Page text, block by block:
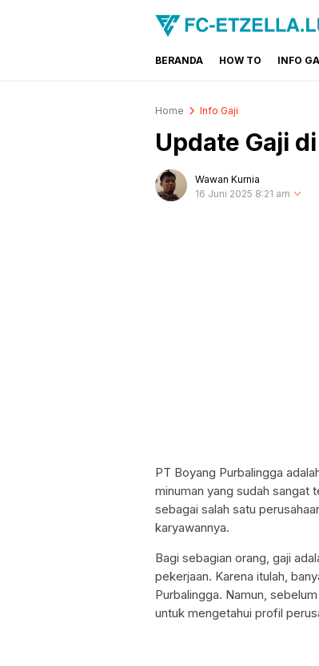
FC-ETZELLA.LU
Share & Learn The World
BERANDA HOW TO INFO
Home Info Gaji
Update Gaji
Wawan Kurnia
16 Juni 2025 8:21 am
PT Boyang Purbalingga
minuman yang sudah sangat
sebagai salah satu
karyawannya.
Bagi sebagian orang, gaji
pekerjaan. Karena itulah,
Purbalingga. Namun,
untuk mengetahui profil